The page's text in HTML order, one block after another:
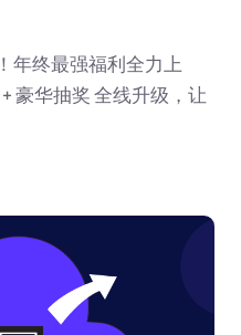
年终最强福利全力上
豪华抽奖 全线升级，让